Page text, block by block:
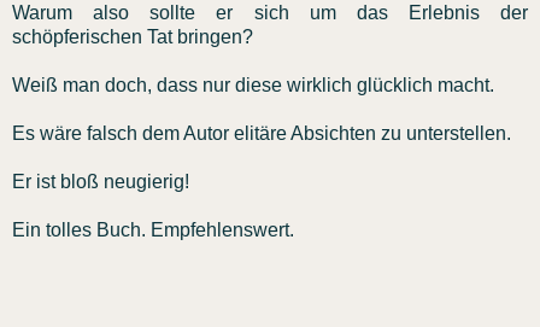
Warum also sollte er sich um das Erlebnis der
schöpferischen Tat bringen?
Weiß man doch, dass nur diese wirklich glücklich macht.
Es wäre falsch dem Autor elitäre Absichten zu unterstellen.
Er ist bloß neugierig!
Ein tolles Buch. Empfehlenswert.